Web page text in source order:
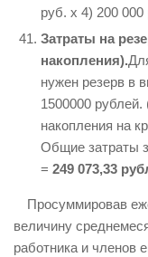
руб. х 4) 200 000
Затраты на
накопления).
нужен резерв в
1500000
накопления на
Общие затраты
= 249 073,33
Просуммировав
величину
работника и членов